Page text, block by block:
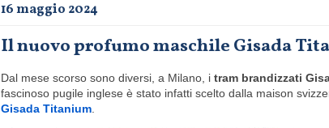
16 maggio 2024
Il nuovo profumo maschile Gisada
Dal mese scorso sono diversi, a Milano, i tram brandizzati
fascinoso pugile inglese è stato infatti scelto dalla maison
Gisada Titanium.